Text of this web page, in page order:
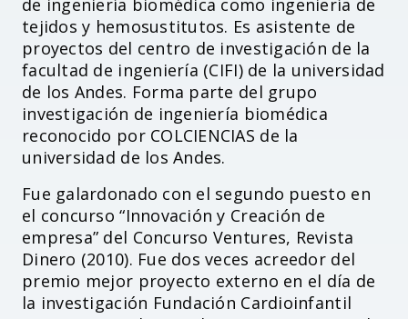
de ingeniería biomédica como ingeniería de
tejidos y hemosustitutos. Es asistente de
proyectos del centro de investigación de la
facultad de ingeniería (CIFI) de la universidad
de los Andes. Forma parte del grupo
investigación de ingeniería biomédica
reconocido por COLCIENCIAS de la
universidad de los Andes.
Fue galardonado con el segundo puesto en
el concurso “Innovación y Creación de
empresa” del Concurso Ventures, Revista
Dinero (2010). Fue dos veces acreedor del
premio mejor proyecto externo en el día de
la investigación Fundación Cardioinfantil